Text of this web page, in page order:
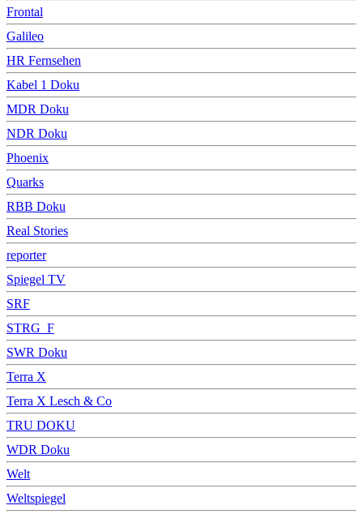
Frontal
Galileo
HR Fernsehen
Kabel 1 Doku
MDR Doku
NDR Doku
Phoenix
Quarks
RBB Doku
Real Stories
reporter
Spiegel TV
SRF
STRG_F
SWR Doku
Terra X
Terra X Lesch & Co
TRU DOKU
WDR Doku
Welt
Weltspiegel